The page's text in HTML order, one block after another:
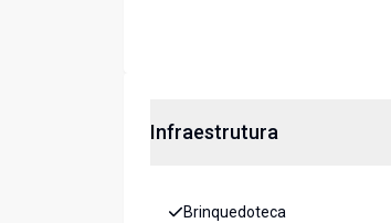
Infraestrutura
Brinquedoteca